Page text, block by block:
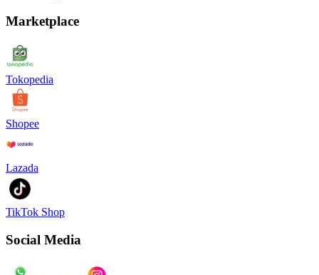
Marketplace
Tokopedia
Shopee
Lazada
TikTok Shop
Social Media